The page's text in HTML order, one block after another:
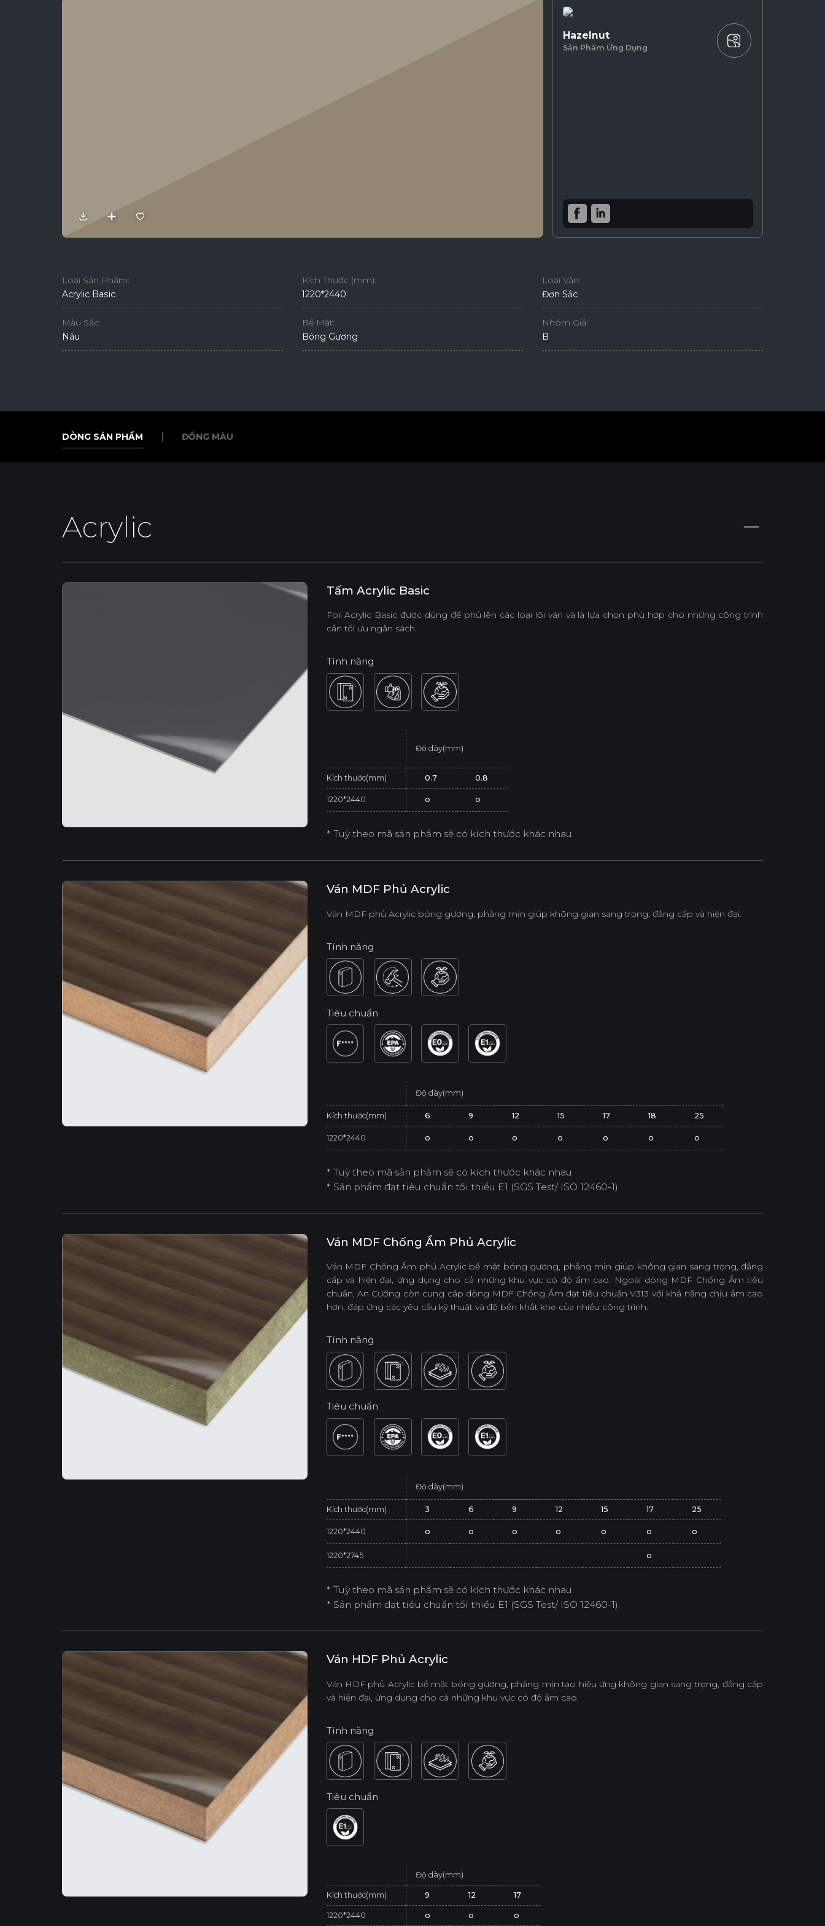
Hazelnut
Sản Phẩm Ứng Dụng
Loại Sản Phẩm:
Acrylic Basic
Kích Thước (mm):
1220*2440
Loại Vân:
Đơn Sắc
Màu Sắc:
Nâu
Bề Mặt:
Bóng Gương
Nhóm Giá:
B
DÒNG SẢN PHẨM ĐỒNG MÀU
Acrylic
Tấm Acrylic Basic
Foil Acrylic Basic được dùng để phủ lên các loại lõi ván và là lựa chọn phù hợp cho những công trình
cần tối ưu ngân sách.
Tính năng
Độ dày(mm)
Kích thước(mm) 0.7 0.8
1220*2440 o o
* Tuỳ theo mã sản phẩm sẽ có kích thước khác nhau.
Ván MDF Phủ Acrylic
Ván MDF phủ Acrylic bóng gương, phẳng mịn giúp không gian sang trọng, đẳng cấp và hiện đại.
Tính năng
Tiêu chuẩn
Độ dày(mm)
Kích thước(mm) 6 9 12 15 17 18 25
1220*2440 o o o o o o o
* Tuỳ theo mã sản phẩm sẽ có kích thước khác nhau.
* Sản phẩm đạt tiêu chuẩn tối thiểu E1 (SGS Test/ ISO 12460-1).
Ván MDF Chống Ẩm Phủ Acrylic
Ván MDF Chống Ẩm phủ Acrylic bề mặt bóng gương, phẳng mịn giúp không gian sang trọng, đẳng
cấp và hiện đại, ứng dụng cho cả những khu vực có độ ẩm cao. Ngoài dòng MDF Chống Ẩm tiêu
chuẩn, An Cường còn cung cấp dòng MDF Chống Ẩm đạt tiêu chuẩn V313 với khả năng chịu ẩm cao
hơn, đáp ứng các yêu cầu kỹ thuật và độ bền khắt khe của nhiều công trình.
Tính năng
Tiêu chuẩn
Độ dày(mm)
Kích thước(mm) 3 6 9 12 15 17 25
1220*2440 o o o o o o o
1220*2745 o
* Tuỳ theo mã sản phẩm sẽ có kích thước khác nhau.
* Sản phẩm đạt tiêu chuẩn tối thiểu E1 (SGS Test/ ISO 12460-1).
Ván HDF Phủ Acrylic
Ván HDF phủ Acrylic bề mặt bóng gương, phẳng mịn tạo hiệu ứng không gian sang trọng, đẳng cấp
và hiện đại, ứng dụng cho cả những khu vực có độ ẩm cao.
Tính năng
Tiêu chuẩn
Độ dày(mm)
Kích thước(mm) 9 12 17
1220*2440 o o o